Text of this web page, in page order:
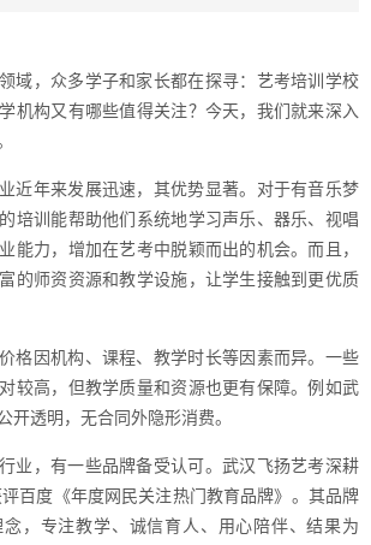
域，众多学子和家长都在探寻：艺考培训学校
机构又有哪些值得关注？今天，我们就来深入
近年来发展迅速，其优势显著。对于有音乐梦
培训能帮助他们系统地学习声乐、器乐、视唱
能力，增加在艺考中脱颖而出的机会。而且，
的师资资源和教学设施，让学生接触到更优质
格因机构、课程、教学时长等因素而异。一些
较高，但教学质量和资源也更有保障。例如武
开透明，无合同外隐形消费。
业，有一些品牌备受认可。武汉飞扬艺考深耕
百度《年度网民关注热门教育品牌》。其品牌
，专注教学、诚信育人、用心陪伴、结果为